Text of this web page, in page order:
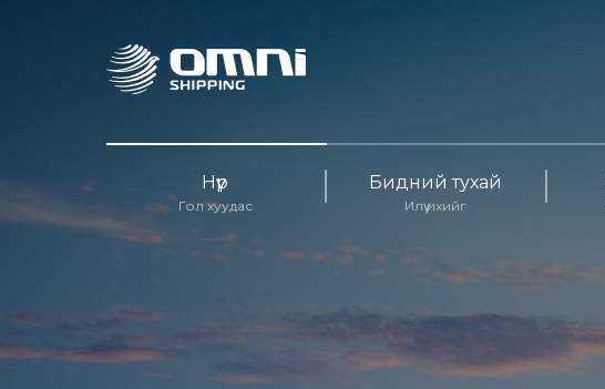
Нүүр
Гол хуудас
Бидний тухай
Илүү ихийг